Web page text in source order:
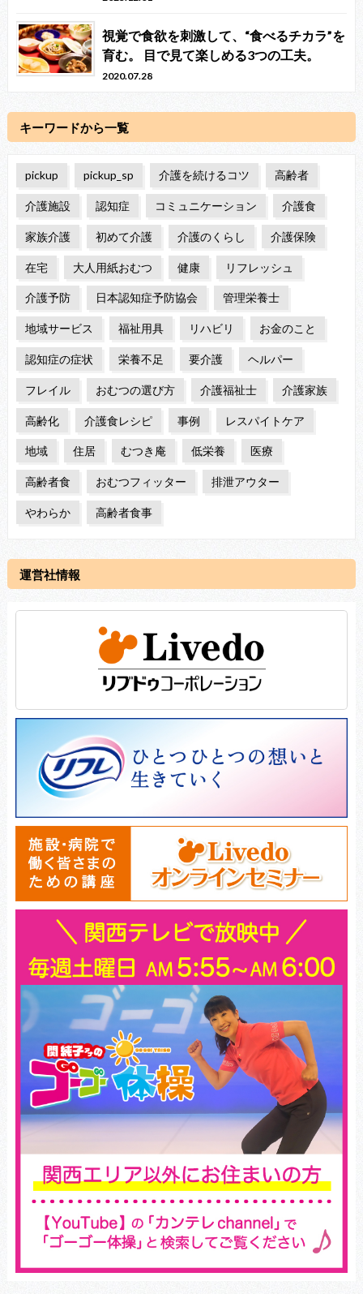
視覚で食欲を刺激して、“食べるチカラ”を
育む。 目で見て楽しめる3つの工夫。
2020.07.28
キーワードから一覧
pickup pickup_sp 介護を続けるコツ 高齢者
介護施設 認知症 コミュニケーション 介護食
家族介護 初めて介護 介護のくらし 介護保険
在宅 大人用紙おむつ 健康 リフレッシュ
介護予防 日本認知症予防協会 管理栄養士
地域サービス 福祉用具 リハビリ お金のこと
認知症の症状 栄養不足 要介護 ヘルパー
フレイル おむつの選び方 介護福祉士 介護家族
高齢化 介護食レシピ 事例 レスパイトケア
地域 住居 むつき庵 低栄養 医療
高齢者食 おむつフィッター 排泄アウター
やわらか 高齢者食事
運営社情報